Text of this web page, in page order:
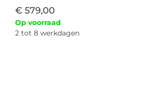
€ 579,00
Op voorraad
2 tot 8 werkdagen